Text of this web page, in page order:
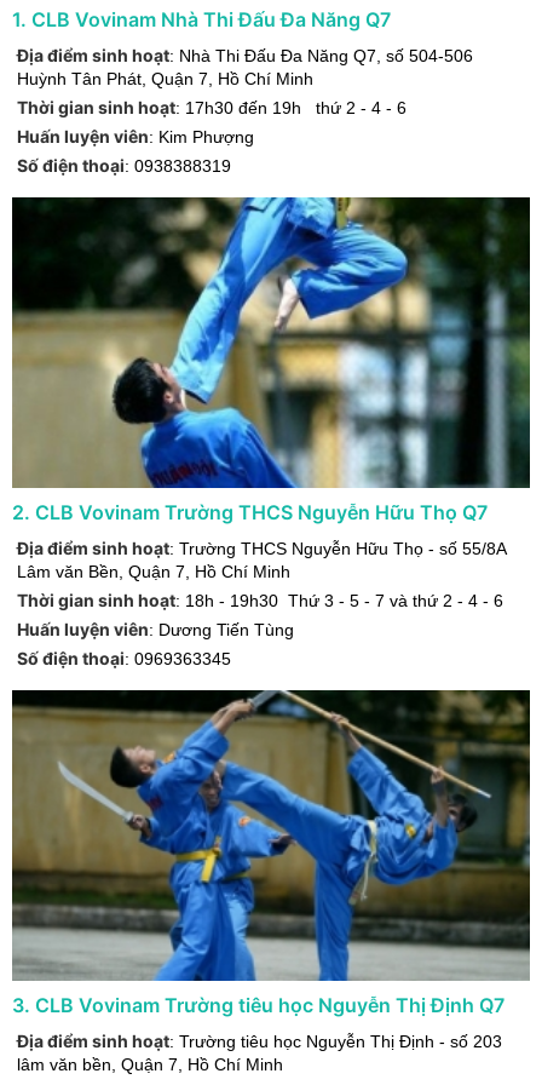
1. CLB Vovinam Nhà Thi Đấu Đa Năng Q7
Địa điểm sinh hoạt: Nhà Thi Đấu Đa Năng Q7, số 504-506
Huỳnh Tân Phát Quận 7 Hồ Chí Minh
Thời gian sinh hoạt: 17h30 đến 19h thứ 2 - 4 - 6
Huấn luyện viên: Kim Phượng
Số điện thoại: 0938388319
2. CLB Vovinam Trường THCS Nguyễn Hữu Thọ Q7
Địa điểm sinh hoạt: Trường THCS Nguyễn Hữu Thọ - số 55/8A
Lâm văn Bền Quận 7 Hồ Chí Minh
Thời gian sinh hoạt: 18h - 19h30 Thứ 3 - 5 - 7 và thứ 2 - 4 - 6
Huấn luyện viên: Dương Tiến Tùng
Số điện thoại: 0969363345
3. CLB Vovinam Trường tiêu học Nguyễn Thị Định Q7
Địa điểm sinh hoạt: Trường tiêu học Nguyễn Thị Định - số 203
lâm văn bền Quận 7 Hồ Chí Minh